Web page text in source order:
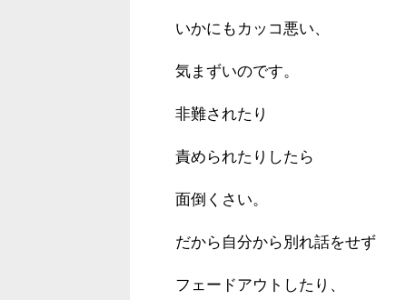
いかにもカッコ悪い、
気まずいのです。
非難されたり
責められたりしたら
面倒くさい。
だから自分から別れ話をせず
フェードアウトしたり、